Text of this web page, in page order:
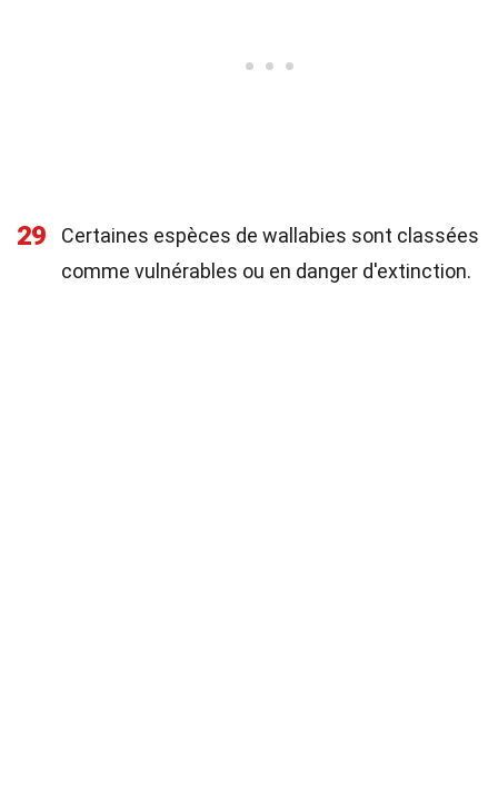
29
Certaines espèces de wallabies sont classées
comme vulnérables ou en danger d'extinction.